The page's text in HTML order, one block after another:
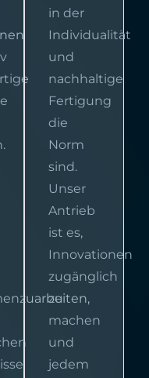
in der
Individualität
und
nachhaltige
Fertigung
die
Norm
sind.
Unser
Antrieb
ist es,
Innovationen
zugänglich
zu
machen
und
jedem